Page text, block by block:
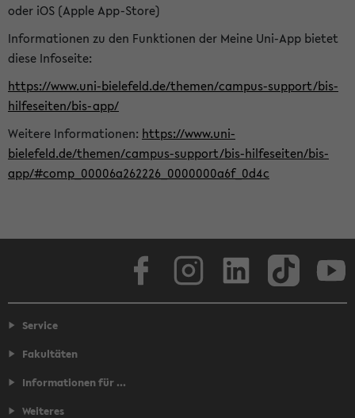
oder iOS (Apple App-Store)
Informationen zu den Funktionen der Meine Uni-App bietet
diese Infoseite:
https://www.uni-bielefeld.de/themen/campus-support/bis-
hilfeseiten/bis-app/
Weitere Informationen: https://www.uni-
bielefeld.de/themen/campus-support/bis-hilfeseiten/bis-
app/#comp_00006a262226_0000000a6f_0d4c
Service
Fakultäten
Informationen für ...
Weiteres